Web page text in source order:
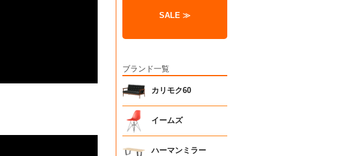
SALE ≫
ブランド一覧
カリモク60
イームズ
ハーマンミラー